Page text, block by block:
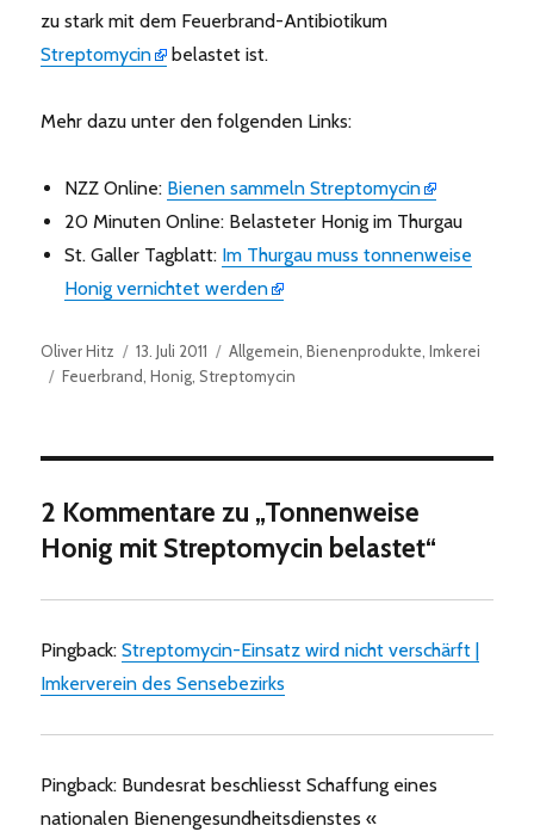
zu stark mit dem Feuerbrand-Antibiotikum
Streptomycin
belastet ist.
Mehr dazu unter den folgenden Links:
NZZ Online: Bienen sammeln Streptomycin
20 Minuten Online: Belasteter Honig im Thurgau
St. Galler Tagblatt: Im Thurgau muss tonnenweise
Honig vernichtet werden
Autor
Oliver Hitz
Veröffentlicht
am
13. Juli 2011 Kategorien
Allgemein ,Bienenprodukte ,Imkerei
Schlagwörter
Feuerbrand ,Honig ,Streptomycin
2 Kommentare zu „Tonnenweise
Honig mit Streptomycin belastet“
Pingback:Streptomycin-Einsatz wird nicht verschärft |
Imkerverein des Sensebezirks
Pingback: Bundesrat beschliesst Schaffung eines
nationalen Bienengesundheitsdienstes «